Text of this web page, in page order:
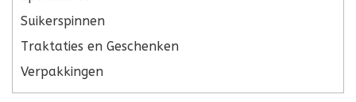
Suikerspinnen
Traktaties en Geschenken
Verpakkingen